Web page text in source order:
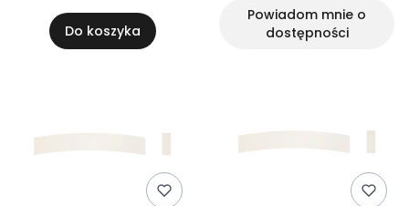
Do koszyka
Powiadom mnie o
dostępności